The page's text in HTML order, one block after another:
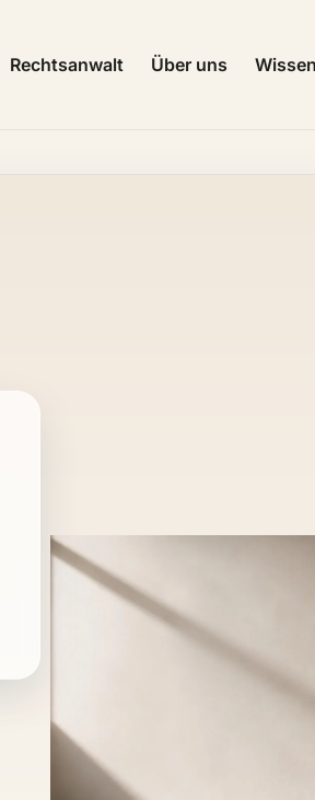
Rechtsanwalt Über uns